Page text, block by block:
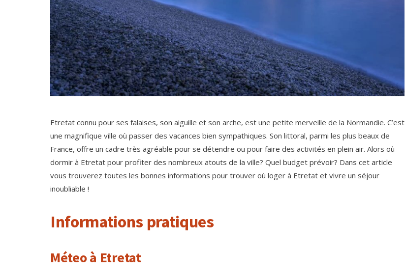
Etretat connu pour ses falaises, son aiguille et son arche, est une petite merveille de la Normandie. C’est
une magnifique ville où passer des vacances bien sympathiques. Son littoral, parmi les plus beaux de
France, offre un cadre très agréable pour se détendre ou pour faire des activités en plein air. Alors où
dormir à Etretat pour profiter des nombreux atouts de la ville? Quel budget prévoir? Dans cet article
vous trouverez toutes les bonnes informations pour trouver où loger à Etretat et vivre un séjour
inoubliable !
Informations pratiques
Méteo à Etretat